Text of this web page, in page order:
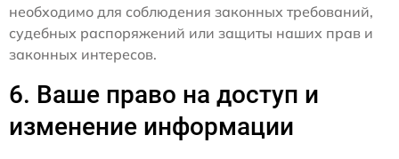
необходимо для соблюдения законных требований,
судебных распоряжений или защиты наших прав и
законных интересов.
6. Ваше право на доступ и
изменение информации